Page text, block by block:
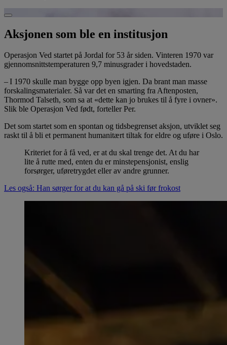
Spill av video
Aksjonen som ble en institusjon
Operasjon Ved startet på Jordal for 53 år siden. Vinteren 1970 var
gjennomsnittstemperaturen 9,7 minusgrader i hovedstaden.
– I 1970 skulle man bygge opp byen igjen. Da brant man masse
forskalingsmaterialer. Så var det en smarting fra Aftenposten,
Thormod Talseth, som sa at «dette kan jo brukes til å fyre i ovner».
Slik ble Operasjon Ved født, forteller Per.
Det som startet som en spontan og tidsbegrenset aksjon, utviklet seg
raskt til å bli et permanent humanitært tiltak for eldre og uføre i Oslo.
Kriteriet for å få ved, er at du skal trenge det. At du har
lite å rutte med, enten du er minstepensjonist, enslig
forsørger, uføretrygdet eller av andre grunner.
Les også: Han sørger for at du kan gå på ski før frokost